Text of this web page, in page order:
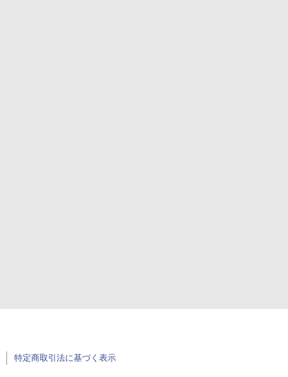
特定商取引法に基づく表示